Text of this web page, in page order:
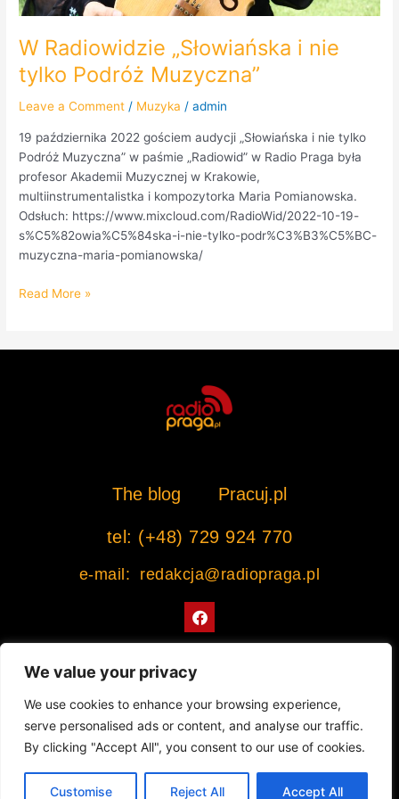
We value your privacy
We use cookies to enhance your browsing experience,
serve personalised ads or content, and analyse our traffic.
By clicking "Accept All", you consent to our use of cookies.
Customise Reject All Accept All
W Radiowidzie „Słowiańska i nie
tylko Podróż Muzyczna”
Leave a Comment / Muzyka /admin
19 października 2022 gościem audycji „Słowiańska i nie tylko
Podróż Muzyczna” w paśmie „Radiowid” w Radio Praga była
profesor Akademii Muzycznej w Krakowie,
multiinstrumentalistka i kompozytorka Maria Pomianowska.
Odsłuch: https://www.mixcloud.com/RadioWid/2022-10-19-
s%C5%82owia%C5%84ska-i-nie-tylko-podr%C3%B3%C5%BC-
muzyczna-maria-pomianowska/
Read More »
The blog Pracuj.pl
tel: (+48) 729 924 770
e-mail: redakcja@radiopraga.pl
F
a
c
o
k
Współpracujemy z Muzeum Warszawskiej Pragi
© 2022 All rights Reserved. Radiopraga.pl
Projekt strony internetowej: tomasz-kaminski.pl